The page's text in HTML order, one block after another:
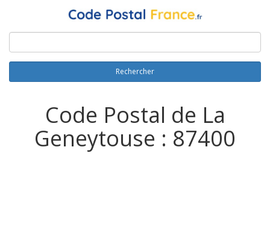
Rechercher
Code Postal de La
Geneytouse : 87400